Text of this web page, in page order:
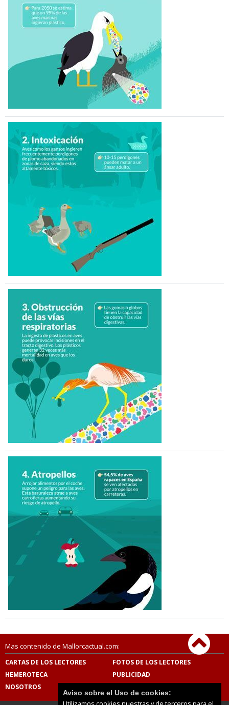
Mas contenido de Mallorcactual.com:
CARTAS DE LOS LECTORES
FOTOS DE LOS LECTORES
HEMEROTECA
PUBLICIDAD
NOSOTROS
Aviso sobre el Uso de cookies: